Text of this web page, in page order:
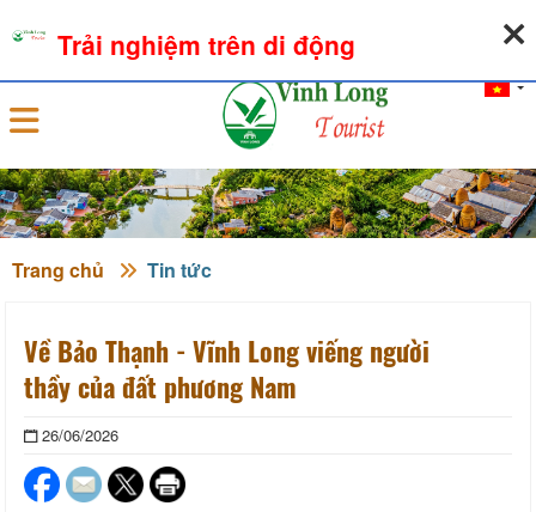
Đăng nhập
Trang chủ Tin tức
Về Bảo Thạnh - Vĩnh Long viếng người
thầy của đất phương Nam
26/06/2026
Trải nghiệm trên di động